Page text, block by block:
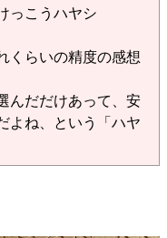
っこうハヤシ
くらいの精度の感想
んだだけあって、安
よね、という「ハヤ